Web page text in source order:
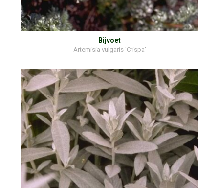
Bijvoet
Artemisia vulgaris 'Crispa'